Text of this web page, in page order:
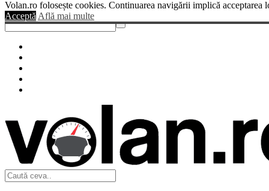
Sendigo
Volan.ro folosește cookies. Continuarea navigării implică acceptarea
Acceptă Află mai multe